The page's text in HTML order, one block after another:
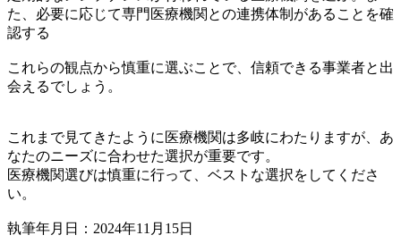
た、必要に応じて専門医療機関との連携体制があることを確
認する
これらの観点から慎重に選ぶことで、信頼できる事業者と出
会えるでしょう。
これまで見てきたように医療機関は多岐にわたりますが、あ
なたのニーズに合わせた選択が重要です。
医療機関選びは慎重に行って、ベストな選択をしてくださ
い。
執筆年月日：2024年11月15日